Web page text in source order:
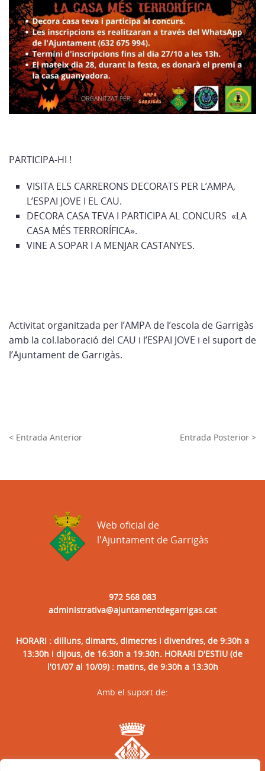
PARTICIPA-HI !
VISITA ELS CARRERONS DECORATS PER L’AMPA,
L’ESPAI JOVE I EL CAU.
DECORA CASA TEVA I PARTICIPA AL CONCURS «LA
CASA MÉS TERRORÍFICA».
VINE A SOPAR I A MENJAR CASTANYES.
Activitat organitzada per l’AMPA de l’escola de Garrigàs
amb la col.laboració del CAU i l’ESPAI JOVE i el suport de
l’Ajuntament de Garrigàs.
< Entrada Anterior Entrada Posterior >
972 568 083
administrativa@ajuntamentdegarrigas.cat
HORARI : dilluns, dimarts, dimecres i divendres, de 9:30h a
13:30h i dijous, de 16:30h a 19:30h. HORARI D'ESTIU (de
l'01/07 al 10/09) : matins, de 9:30h a 13:30h
Web oficial de
l'Ajuntament de Garrigàs
Amb el suport de: